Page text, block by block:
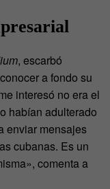
, escarbó
a fondo su
interesó no era el
habían adulterado
enviar mensajes
cubanas. Es un
comenta a